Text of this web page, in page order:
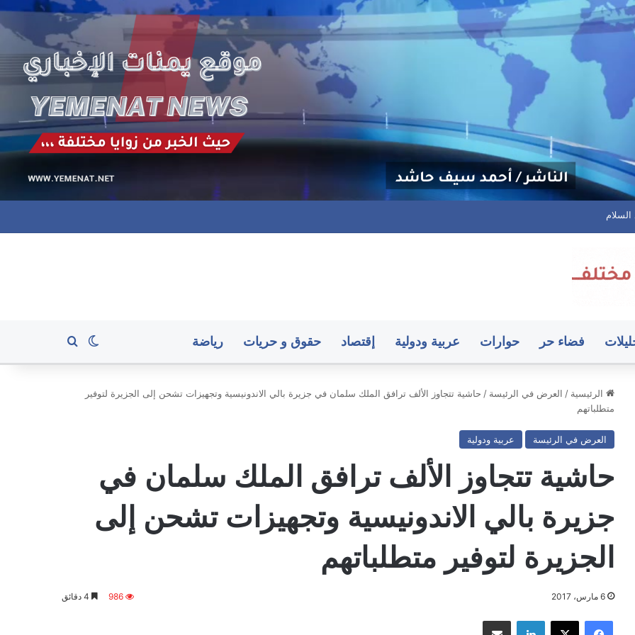
الـ16
فضاء حر حوارات عربية ودولية إقتصاد حقوق و حريات رياضة الوضع المظلم
بحث عن
الرئيسية / العرض في الرئيسة / حاشية تتجاوز الألف ترافق الملك سلمان في جزيرة بالي الاندونيسية وتجهيزات تشحن إلى الجزيرة لتوفير
متطلباتهم
العرض في الرئيسة عربية ودولية
حاشية تتجاوز الألف ترافق الملك سلمان في
جزيرة بالي الاندونيسية وتجهيزات تشحن إلى
الجزيرة لتوفير متطلباتهم
6 مارس، 2017 986
فيسبوك ‫X لينكدإن مشاركة عبر البريد
منذ ساعتين
كأس الجمهورية.. المكلا يُكمل عقد الفرق
المتأهلة إلى دور الـ16
الدبلوماسي
لدى
بعد
مغادرة
فاجن
منذ ساعتين
واشنطن تخفض تمثيلها الدبلوماسي لدى
اليمن بعد مغادرة فاجن
سفينة
سعودية